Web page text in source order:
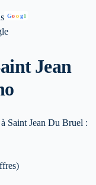
Goog l
Jean
Saint Jean Du Bruel :